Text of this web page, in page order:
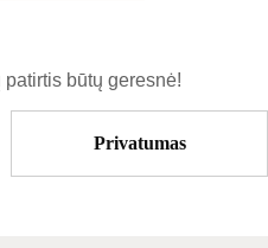
būtų geresnė!
Privatumas